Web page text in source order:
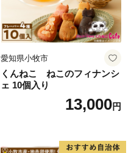
愛知県小牧市
くんねこ ねこのフィナンシ
ェ 10個入り
13,000円